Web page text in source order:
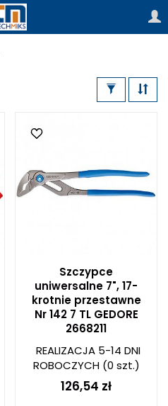
Szczypce
uniwersalne 7", 17-
krotnie przestawne
Nr 142 7 TL GEDORE
2668211
REALIZACJA 5-14 DNI
ROBOCZYCH(0 szt.)
126,54 zł